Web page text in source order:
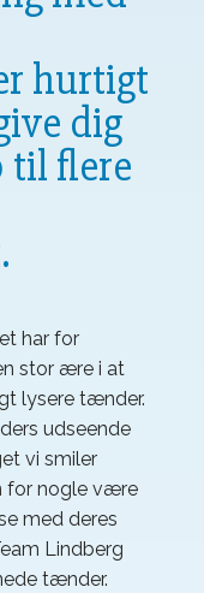
hurtigt
dig
til flere
har for
stor ære i at
lysere tænder.
udseende
vi smiler
for nogle være
med deres
Lindberg
tænder.